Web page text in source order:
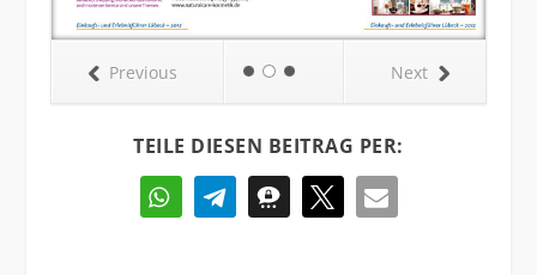
Next
Previous
TEILE DIESEN BEITRAG PER: